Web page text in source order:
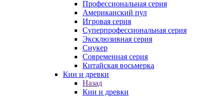
Профессиональная серия
Американский пул
Игровая серия
Суперпрофессиональная серия
Эксклюзивная серия
Снукер
Современная серия
Китайская восьмерка
Кии и древки
Назад
Кии и древки